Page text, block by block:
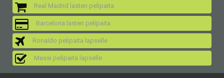
Real Madrid lasten pelipaita
Barcelona lasten pelipaita
Ronaldo pelipaita lapselle
Messi pelipaita lapselle